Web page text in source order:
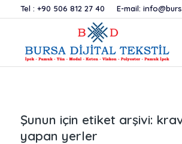
Tel :+90 506 812 27 40 E-mail:
Şunun için etiket arşivi:
yapan yerler